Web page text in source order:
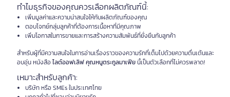
ทำไมธุรกิจของคุณควรเลือกผลิตภัณฑ์นี้:
เพิ่มมูลค่าและความน่าสนใจให้กับผลิตภัณฑ์ของคุณ
ตอบโจทย์กลุ่มลูกค้าที่ต้องการเนื้อหาที่มีคุณภาพ
เพิ่มโอกาสในการขายและการสร้างความสัมพันธ์ที่ยั่งยืนกับลูกค้า
สำหรับผู้ที่มีความสนใจในการอ่านเรื่องราวของความรักที่เต็มไปด้วยความตื่นเต้นและ
อบอุ่น หนังสือไลต์ออฟเลิฟ คุณหนูตระกูลมาเฟียนี้เป็นตัวเลือกที่ไม่ควรพลาด!
เหมาะสำหรับลูกค้า:
บริษัท หรือ SMEs ในประเทศไทย